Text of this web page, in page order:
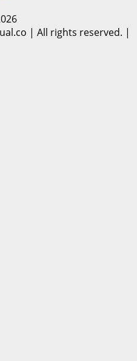
| All rights reserved. |